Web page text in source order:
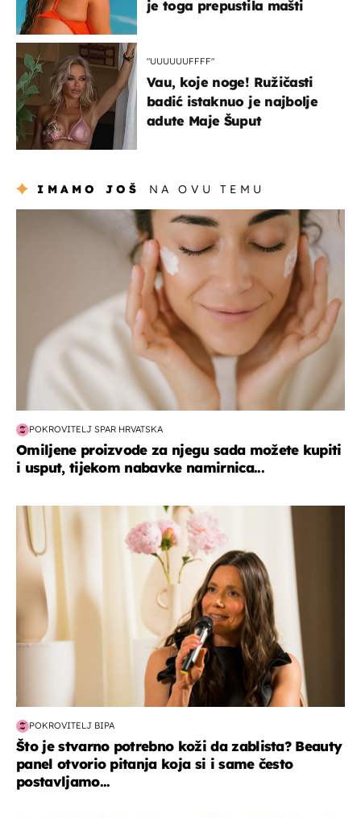
je toga prepustila mašti
"UUUUUUFFFF"
Vau, koje noge! Ružičasti
badić istaknuo je najbolje
adute Maje Šuput
IMAMO JOŠ NA OVU TEMU
moda & ljepota
POKROVITELJ SPAR HRVATSKA
Omiljene proizvode za njegu sada možete kupiti
i usput, tijekom nabavke namirnica...
moda & ljepota
POKROVITELJ BIPA
Što je stvarno potrebno koži da zablista? Beauty
panel otvorio pitanja koja si i same često
postavljamo...